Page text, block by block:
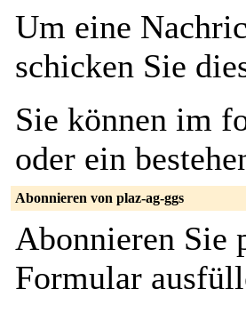
Um eine
schicken Sie
Sie können im
oder ein
Abonnieren von plaz-ag-ggs
Abonnieren Sie
Formular